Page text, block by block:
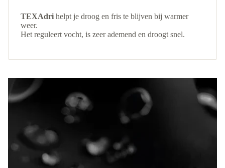
TEXAdri helpt je droog en fris te blijven bij warmer
weer.
Het reguleert vocht, is zeer ademend en droogt snel.